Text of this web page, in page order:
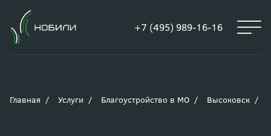
+7 (495) 989-16-16
Главная Услуги Благоустройство в МО Высоковск